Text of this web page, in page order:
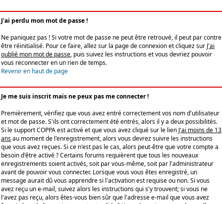
J'ai perdu mon mot de passe !
Ne paniquez pas ! Si votre mot de passe ne peut être retrouvé, il peut par contre
être réinitialisé. Pour ce faire, allez sur la page de connexion et cliquez sur J'ai
oublié mon mot de passe, puis suivez les instructions et vous devriez pouvoir
vous reconnecter en un rien de temps.
Revenir en haut de page
Je me suis inscrit mais ne peux pas me connecter !
Premièrement, vérifiez que vous avez entré correctement vos nom d'utilisateur
et mot de passe. S'ils ont correctement été entrés, alors il y a deux possibilités.
Si le support COPPA est activé et que vous avez cliqué sur le lien J'ai moins de 13
ansau moment de l'enregistrement, alors vous devrez suivre les instructions
que vous avez reçues. Si ce n'est pas le cas, alors peut-être que votre compte a
besoin d'être activé ? Certains forums requièrent que tous les nouveaux
enregistrements soient activés, soit par vous-même, soit par l'administrateur
avant de pouvoir vous connecter. Lorsque vous vous êtes enregistré, un
message aurait dû vous apprendre si l'activation est requise ou non. Si vous
avez reçu un e-mail, suivez alors les instructions qui s'y trouvent; si vous ne
l'avez pas reçu, alors êtes-vous bien sûr que l'adresse e-mail que vous avez